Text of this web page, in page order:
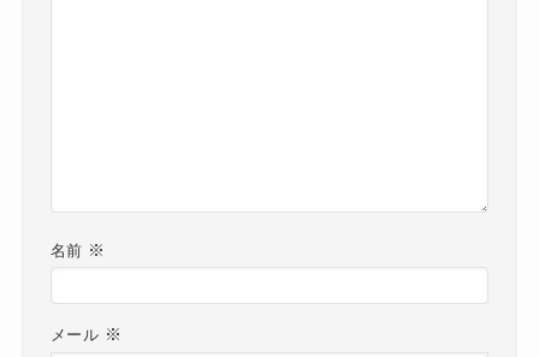
名前 ※
メール ※